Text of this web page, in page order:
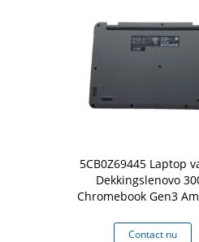
5CB0Z69445 Laptop
Dekkingslenovo
Chromebook Gen3
Contact nu